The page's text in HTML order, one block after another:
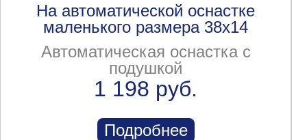
На автоматической оснастке
маленького размера 38x14
Автоматическая оснастка с
подушкой
1 198 руб.
Подробнее